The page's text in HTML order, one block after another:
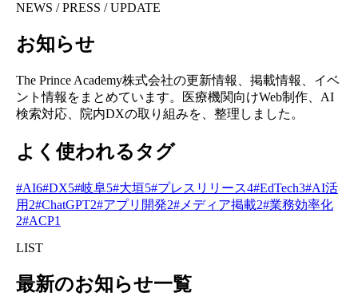
NEWS / PRESS / UPDATE
お知らせ
The Prince Academy株式会社の更新情報、掲載情報、イベ
ント情報をまとめています。医療機関向けWeb制作、AI
検索対応、院内DXの取り組みを、整理しました。
よく使われるタグ
#AI6#DX5#岐阜5#大垣5#プレスリリース4#EdTech3#AI活
用 2#ChatGPT2#アプリ開発2# メディア掲載2#業務効率化
2#ACP1
LIST
最新のお知らせ一覧